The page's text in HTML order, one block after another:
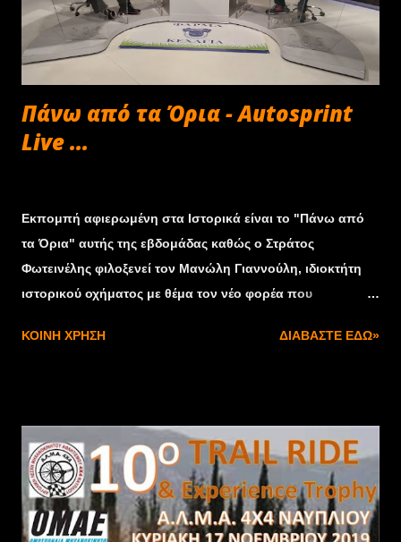
Πάνω από τα Όρια - Autosprint
Live ...
Εκπομπή αφιερωμένη στα Ιστορικά είναι το "Πάνω από
τα Όρια" αυτής της εβδομάδας καθώς ο Στράτος
Φωτεινέλης φιλοξενεί τον Μανώλη Γιαννούλη, ιδιοκτήτη
ιστορικού οχήματος με θέμα τον νέο φορέα που
επικρατεί. Την εκπομπή μπορείτε να παρακολουθήσετε
προβάλλονται μέσα από το Δίκτυο της HELLAS NET,
καθώς και από το Star Κεντρικής Ελλάδας στην ευρύτερη
περιοχή της Λαμίας και τα κανάλια TV Super και Αχάια TV
στην Πελοπόννησο. Παράλληλα οι εκπομπές αναρτώνται
ΚΟΙΝΉ ΧΡΉΣΗ ΔΙΑΒΆΣΤΕ ΕΔΏ»